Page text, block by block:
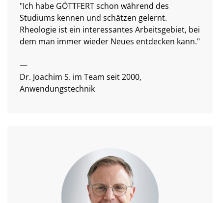
"Ich habe GÖTTFERT schon während des
Studiums kennen und schätzen gelernt.
Rheologie ist ein interessantes Arbeitsgebiet, bei
dem man immer wieder Neues entdecken kann."
—
Dr. Joachim S. im Team seit 2000,
Anwendungstechnik